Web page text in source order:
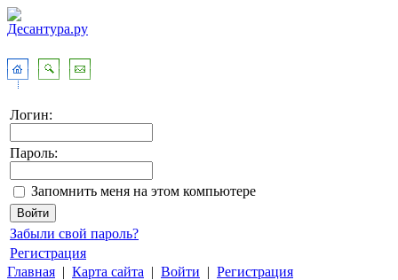
Логин:
Пароль:
Запомнить меня на этом компьютере
Забыли свой пароль?
Регистрация
Главная | Карта сайта | Войти | Регистрация